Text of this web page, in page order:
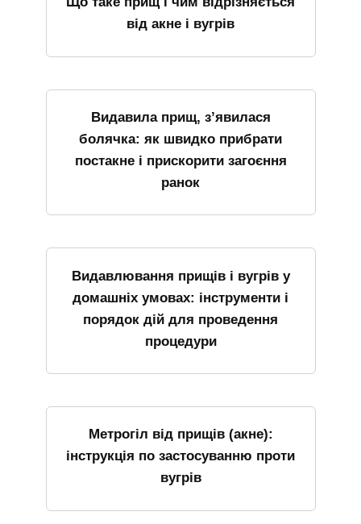
від акне і вугрів
Видавила прищ, з’явилася
болячка: як швидко прибрати
постакне і прискорити загоєння
ранок
Видавлювання прищів і вугрів у
домашніх умовах: інструменти і
порядок дій для проведення
процедури
Метрогіл від прищів (акне):
інструкція по застосуванню проти
вугрів